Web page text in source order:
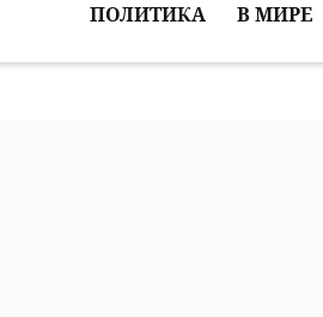
ПОЛИТИКА В МИРЕ